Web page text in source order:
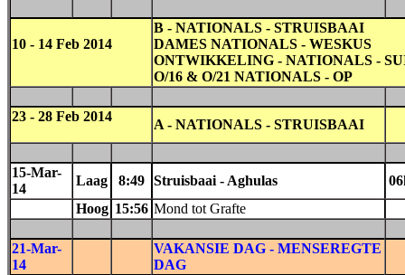
10 - 14 Feb 2014
B - NATIONALS - STRUISBAAI
DAMES NATIONALS - WESKUS
ONTWIKKELING - NATIONALS -
O/16 & O/21 NATIONALS - OP
23 - 28 Feb 2014
A - NATIONALS - STRUISBAAI
15-Mar-
14
Laag 8:49 Struisbaai - Aghulas
Hoog 15:56 Mond tot Grafte
21-Mar-
14
VAKANSIE DAG - MENSEREGTE
DAG